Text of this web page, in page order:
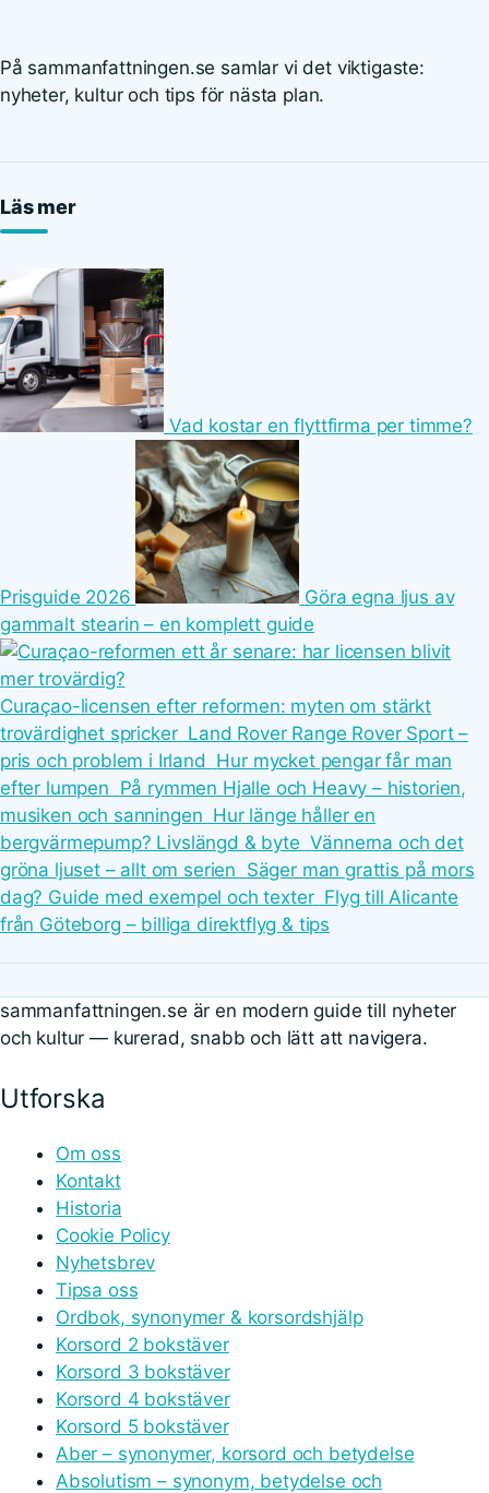
På sammanfattningen.se samlar vi det viktigaste:
nyheter, kultur och tips för nästa plan.
Läs mer
Vad kostar en flyttfirma per timme?
Prisguide 2026
Göra egna ljus av
gammalt stearin – en komplett guide
Curaçao-licensen efter reformen: myten om stärkt
trovärdighet spricker Land Rover Range Rover Sport –
pris och problem i Irland Hur mycket pengar får man
efter lumpen På rymmen Hjalle och Heavy – historien,
musiken och sanningen Hur länge håller en
bergvärmepump? Livslängd & byte Vännerna och det
gröna ljuset – allt om serien Säger man grattis på mors
dag? Guide med exempel och texter Flyg till Alicante
från Göteborg – billiga direktflyg & tips
sammanfattningen.se är en modern guide till nyheter
och kultur — kurerad, snabb och lätt att navigera.
Utforska
Om oss
Kontakt
Historia
Cookie Policy
Nyhetsbrev
Tipsa oss
Ordbok, synonymer & korsordshjälp
Korsord 2 bokstäver
Korsord 3 bokstäver
Korsord 4 bokstäver
Korsord 5 bokstäver
Aber – synonymer, korsord och betydelse
Absolutism – synonym, betydelse och